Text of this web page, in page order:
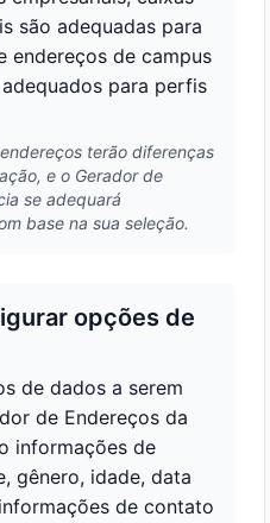
são adequadas para
endereços de campus
para perfis
terão diferenças
e o Gerador de
se adequará
base na sua seleção.
opções de
de dados a serem
de Endereços da
informações de
gênero, idade, data
de contato